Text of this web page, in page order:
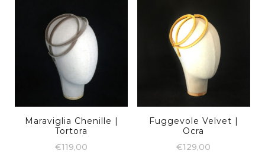
Maraviglia Chenille |
Tortora
€119,00
Fuggevole Velvet |
Ocra
€129,00